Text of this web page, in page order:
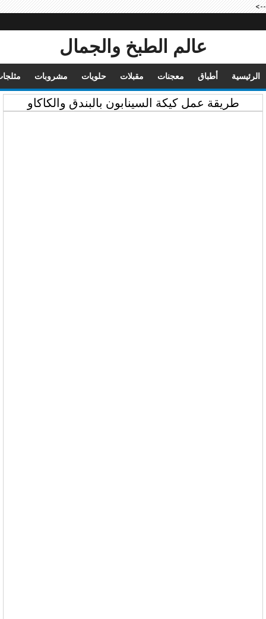
-->
عالم الطبخ والجمال
الرئيسية أطباق معجنات مقبلات حلويات مشروبات
طريقة عمل كيكة السينابون بالبندق والكاكاو